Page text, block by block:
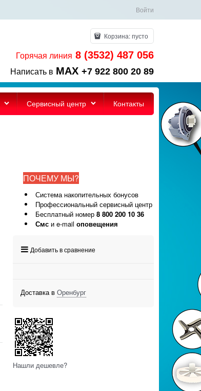
Войти
Корзина:пусто
Горячая линия 8 (3532) 487 056
Написать в MAX +7 922 800 20 89
Сервисный центр Контакты
ПОЧЕМУ МЫ?
Система накопительных бонусов
Профессиональный сервисный центр
Бесплатный номер 8 800 200 10 36
Смс и e-mail оповещения
Добавить в сравнение
Доставка в Оренбург
Нашли дешевле?